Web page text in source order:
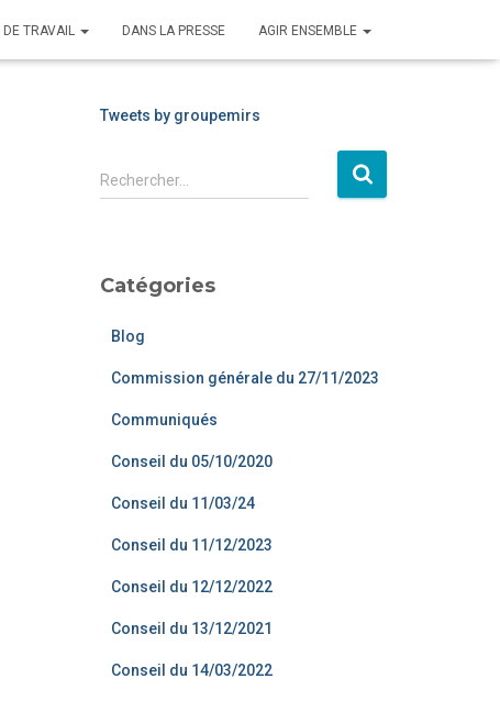
DE TRAVAIL DANS LA PRESSE AGIR ENSEMBLE
Tweets by groupemirs
Rechercher…
Catégories
Blog
Commission générale du 27/11/2023
Communiqués
Conseil du 05/10/2020
Conseil du 11/03/24
Conseil du 11/12/2023
Conseil du 12/12/2022
Conseil du 13/12/2021
Conseil du 14/03/2022